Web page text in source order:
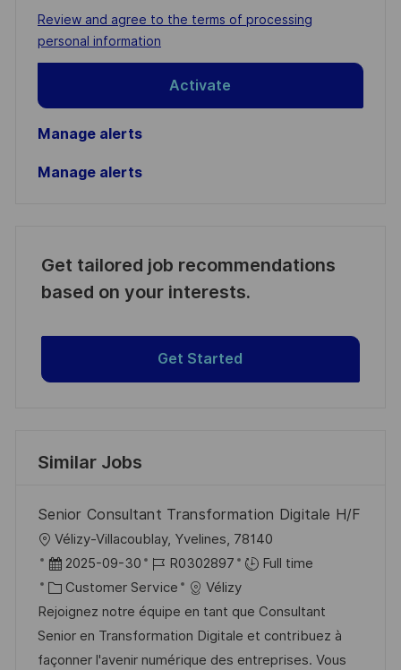
address
(Required)
Required
Review and agree to the terms of processing
personal information
Activate
Manage alerts
Manage alerts
Get tailored job recommendations
based on your interests.
Get Started
Similar Jobs
Senior Consultant Transformation Digitale H/F
L
o
c
a
t
i
Vélizy-Villacoublay, Yvelines, 78140
P
o
s
t
e
2025-09-30
J
o
b
I
d
R0302897
Full time
C
a
t
e
Customer Service
Vélizy
Rejoignez notre équipe en tant que Consultant
Senior en Transformation Digitale et contribuez à
façonner l'avenir numérique des entreprises. Vous